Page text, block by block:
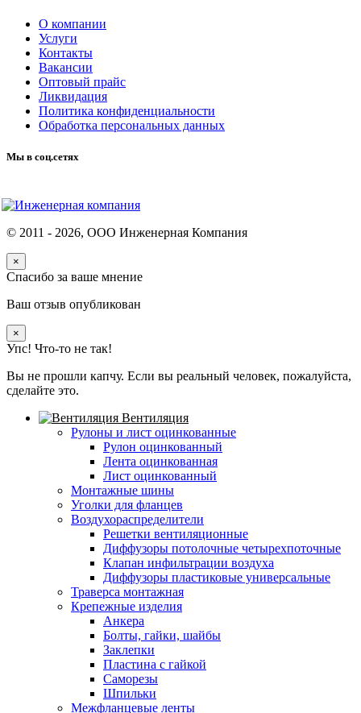
О компании
Услуги
Контакты
Вакансии
Оптовый прайс
Ликвидация
Политика конфиденциальности
Обработка персональных данных
Мы в соц.сетях
© 2011 - 2026, ООО Инженерная Компания
×
Спасибо за ваше мнение
Ваш отзыв опубликован
×
Упс! Что-то не так!
Вы не прошли капчу. Если вы реальный человек, пожалуйста,
сделайте это.
Вентиляция
Рулоны и лист оцинкованные
Рулон оцинкованный
Лента оцинкованная
Лист оцинкованный
Монтажные шины
Уголки для фланцев
Воздухораспределители
Решетки вентиляционные
Диффузоры потолочные четырехпоточные
Клапан инфильтрации воздуха
Диффузоры пластиковые универсальные
Траверса монтажная
Крепежные изделия
Анкера
Болты, гайки, шайбы
Заклепки
Пластина с гайкой
Саморезы
Шпильки
Межфланцевые ленты